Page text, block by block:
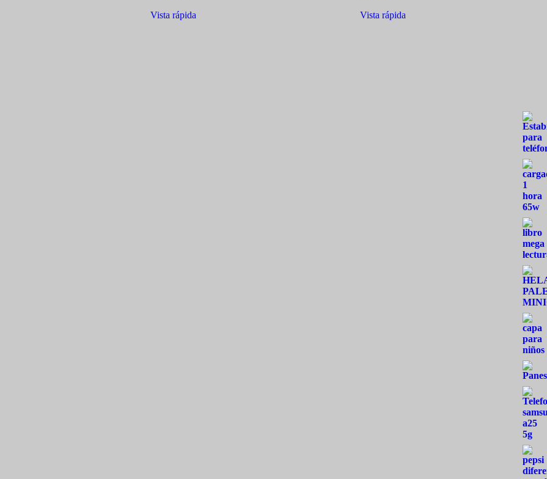
Vista rápida
Vista rápida